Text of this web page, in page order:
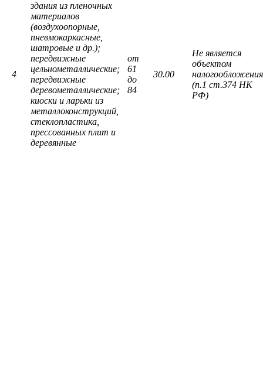
4
здания из пленочных
материалов
(воздухоопорные,
пневмокаркасные,
шатровые и др.);
передвижные
цельнометаллические;
передвижные
деревометаллические;
киоски и ларьки из
металлоконструкций,
стеклопластика,
прессованных плит и
деревянные
от
61
до
84
30.00
Не является
объектом
налогообложения
(п.1 ст.374 НК
РФ)